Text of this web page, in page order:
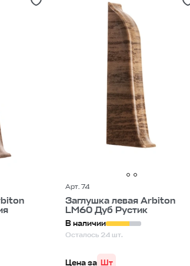
Арт. 74
Заглушка левая Arbiton
LM60 Дуб Рустик
В наличии
Осталось 24 шт.
Цена за Шт